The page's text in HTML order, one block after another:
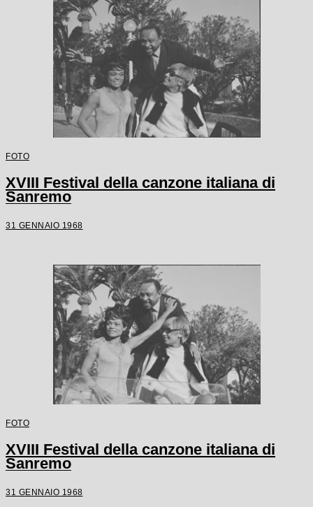
FOTO
XVIII Festival della canzone italiana di
Sanremo
31 GENNAIO 1968
FOTO
XVIII Festival della canzone italiana di
Sanremo
31 GENNAIO 1968